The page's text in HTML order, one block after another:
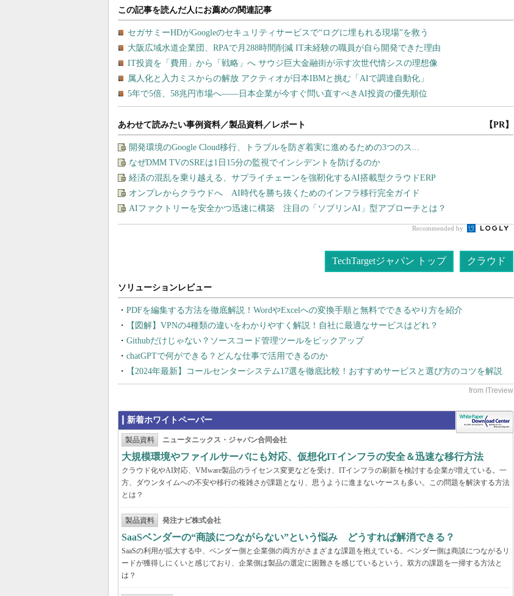
あわせて読みたい事例資料／製品資料／レポート 【PR】
開発環境のGoogle Cloud移行、トラブルを防ぎ着実に進めるための3つのス...
なぜDMM TVのSREは1日15分の監視でインシデントを防げるのか
経済の混乱を乗り越える、サプライチェーンを強靭化するAI搭載型クラウドERP
オンプレからクラウドへ AI時代を勝ち抜くためのインフラ移行完全ガイド
AIファクトリーを安全かつ迅速に構築 注目の「ソブリンAI」型アプローチとは？
Recommended by
TechTargetジャパン トップ クラウド
PDFを編集する方法を徹底解説！WordやExcelへの変換手順と無料でできるやり方を紹介
【図解】VPNの4種類の違いをわかりやすく解説！自社に最適なサービスはどれ？
Githubだけじゃない？ソースコード管理ツールをピックアップ
chatGPTで何ができる？どんな仕事で活用できるのか
【2024年最新】コールセンターシステム17選を徹底比較！おすすめサービスと選び方のコツを解説
新着ホワイトペーパー
製品資料 ニュータニックス・ジャパン合同会社
大規模環境やファイルサーバにも対応、仮想化ITインフラの安全＆迅速な移行方法
クラウド化やAI対応、VMware製品のライセンス変更などを受け、ITインフラの刷新を検討する企業が増えている。一
方、ダウンタイムへの不安や移行の複雑さが課題となり、思うように進まないケースも多い。この問題を解決する方法
とは？
製品資料 発注ナビ株式会社
SaaSベンダーの“商談につながらない”という悩み どうすれば解消できる？
SaaSの利用が拡大する中、ベンダー側と企業側の両方がさまざまな課題を抱えている。ベンダー側は商談につながるリ
ードが獲得しにくいと感じており、企業側は製品の選定に困難さを感じているという。双方の課題を一掃する方法と
は？